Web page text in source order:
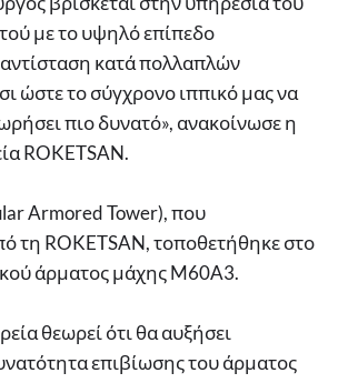
με το υψηλό επίπεδο
κατά πολλαπλών
ώστε το σύγχρονο ιππικό μας να
πιο δυνατό», ανακοίνωσε η
ROKETSAN.
Armored Tower), που
τη ROKETSAN, τοποθετήθηκε στο
άρματος μάχης M60A3.
θεωρεί ότι θα αυξήσει
επιβίωσης του άρματος